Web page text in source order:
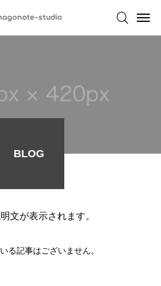

BLOG
文が表示されます。
る記事はございません。